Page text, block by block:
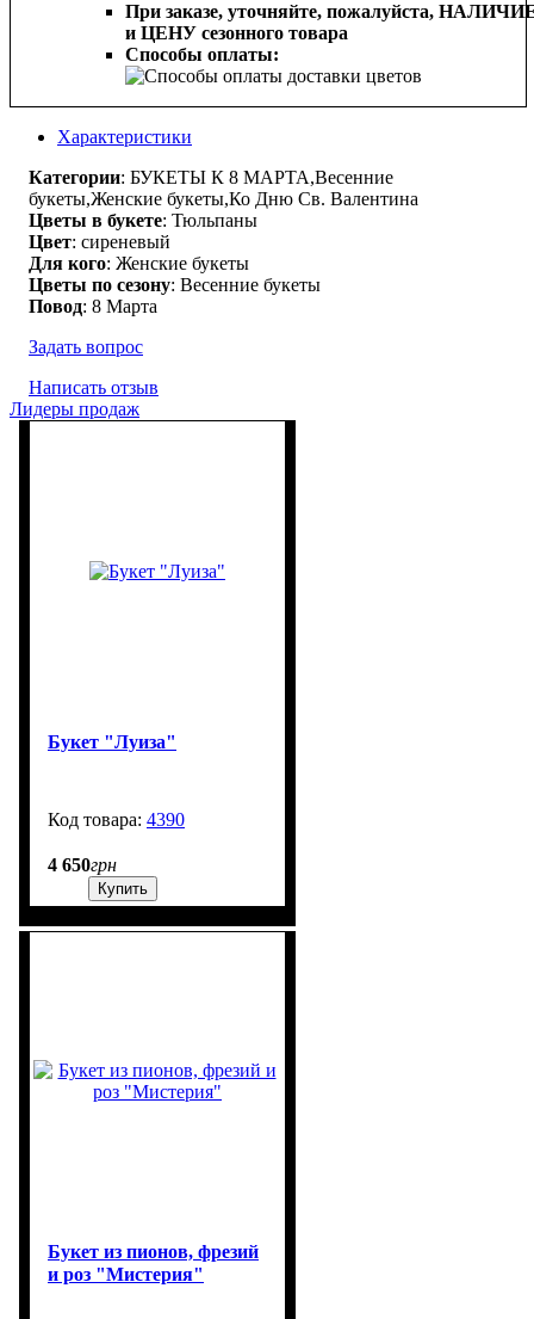
При заказе, уточняйте, пожалуйста,
и ЦЕНУ сезонного товара
Способы оплаты:
Характеристики
Категории: БУКЕТЫ К 8 МАРТА,Весенние
букеты,Женские букеты,Ко Дню Св. Валентина
Цветы в букете: Тюльпаны
Цвет: сиреневый
Для кого: Женские букеты
Цветы по сезону: Весенние букеты
Повод: 8 Марта
Задать вопрос
Написать отзыв
Лидеры продаж
Букет "Луиза"
4390
4 650грн
Купить
Букет из пионов, фрезий
и роз "Мистерия"